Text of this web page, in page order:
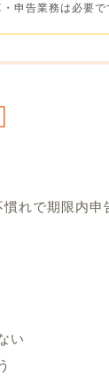
申告業務は必要で
れで期限内申
い